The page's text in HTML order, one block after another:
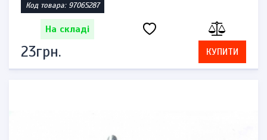
Код товара: 97065287
На складі
23грн. КУПИТИ